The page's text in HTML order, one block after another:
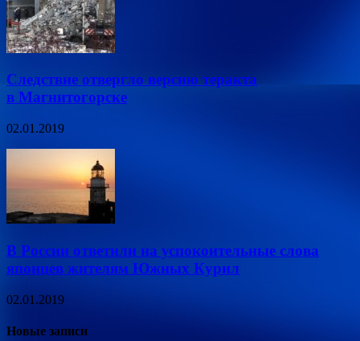
Следствие отвергло версию теракта
в Магнитогорске
02.01.2019
В России ответили на успокоительные слова
японцев жителям Южных Курил
02.01.2019
Новые записи